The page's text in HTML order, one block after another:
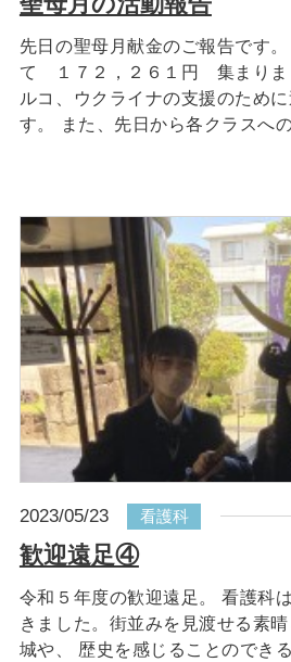
先日の聖母月献金のご報告です
て １７２，２６１円 集まりま
ルコ、ウクライナの支援のため
す。 また、先日から各クラスへ
2023/05/23 看護科
歓迎遠足④
令和５年度の歓迎遠足。 看護科
きました。街並みを見渡せる素
城や、 歴史を感じることのでき